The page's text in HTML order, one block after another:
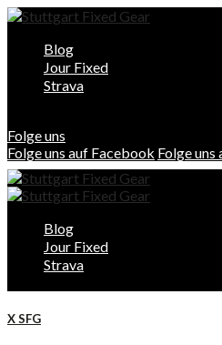
Blog
Jour Fixed
Strava
Folge uns
Folge uns auf Facebook Folge
Blog
Jour Fixed
Strava
X SFG